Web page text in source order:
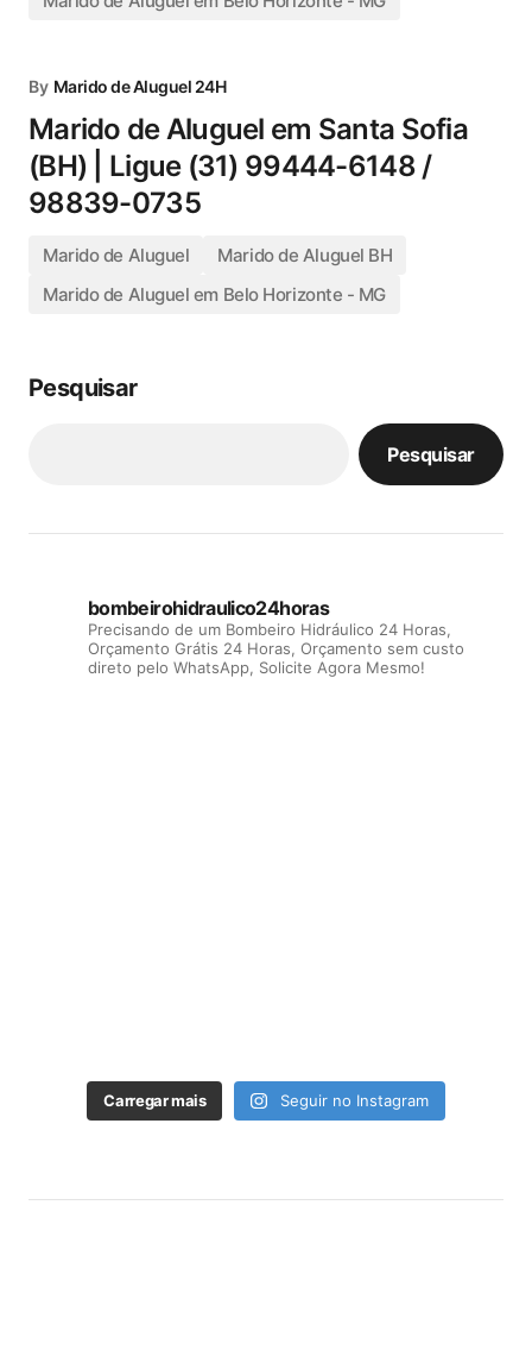
By Marido de Aluguel 24H
Marido de Aluguel em Santa Sofia
(BH) | Ligue (31) 99444-6148 /
98839-0735
Marido de Aluguel
Marido de Aluguel BH
Marido de Aluguel em Belo Horizonte - MG
Pesquisar
Pesquisar
bombeirohidraulico24horas
Precisando de um Bombeiro Hidráulico 24 Horas,
Orçamento Grátis 24 Horas, Orçamento sem custo
direto pelo WhatsApp, Solicite Agora Mesmo!
Carregar mais Seguir no Instagram